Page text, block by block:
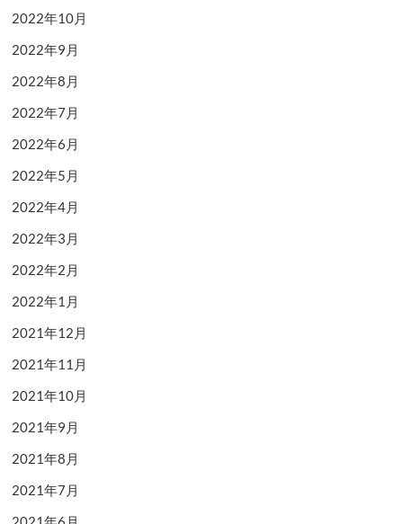
2022年10月
2022年9月
2022年8月
2022年7月
2022年6月
2022年5月
2022年4月
2022年3月
2022年2月
2022年1月
2021年12月
2021年11月
2021年10月
2021年9月
2021年8月
2021年7月